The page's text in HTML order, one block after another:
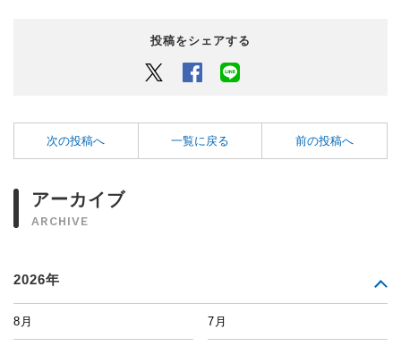
投稿をシェアする
Twitter Facebook
次の投稿へ 一覧に戻る 前の投稿へ
アーカイブ
ARCHIVE
2026年
8月 7月